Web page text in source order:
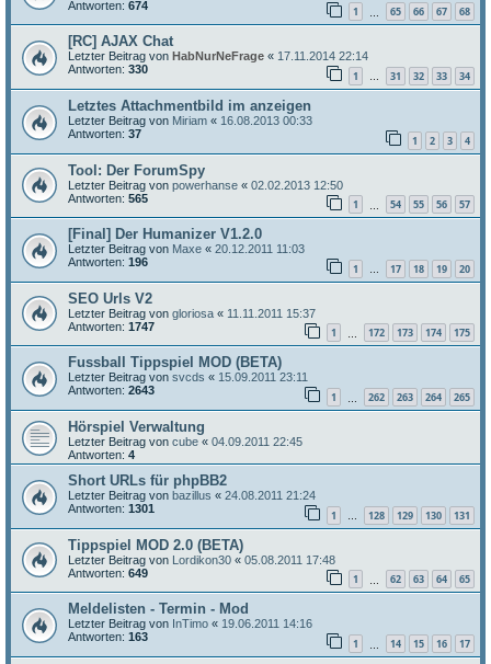
Antworten: 674 1 65 66 67 68
[RC] AJAX Chat
Letzter Beitrag von HabNurNeFrage « 17.11.2014 22:14
Antworten: 330 1 … 31 32 33 34
Letztes Attachmentbild im anzeigen
Letzter Beitrag von Miriam « 16.08.2013 00:33
Antworten: 37 1 2 3 4
Tool: Der ForumSpy
Letzter Beitrag von powerhanse « 02.02.2013 12:50
Antworten: 565 1 54 55 56 57
[Final] Der Humanizer V1.2.0
Letzter Beitrag von Maxe « 20.12.2011 11:03
Antworten: 196 1 … 17 18 19 20
SEO Urls V2
Letzter Beitrag von gloriosa « 11.11.2011 15:37
Antworten: 1747 1 172 173 174 175
Fussball Tippspiel MOD (BETA)
Letzter Beitrag von svcds « 15.09.2011 23:11
Antworten: 2643 1 262 263 264 265
Hörspiel Verwaltung
Letzter Beitrag von cube « 04.09.2011 22:45
Antworten: 4
Short URLs für phpBB2
Letzter Beitrag von bazillus « 24.08.2011 21:24
Antworten: 1301 1 … 128 129 130 131
Tippspiel MOD 2.0 (BETA)
Letzter Beitrag von Lordikon30 « 05.08.2011 17:48
Antworten: 649 1 62 63 64 65
Meldelisten - Termin - Mod
Letzter Beitrag von InTimo « 19.06.2011 14:16
Antworten: 163 1 14 15 16 17